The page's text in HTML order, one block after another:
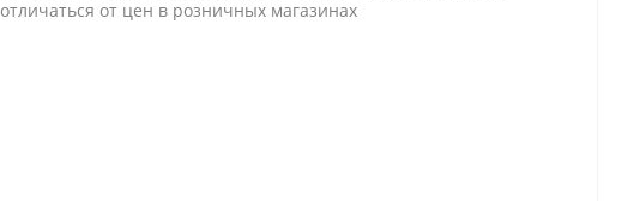
отличаться от цен в розничных магазинах